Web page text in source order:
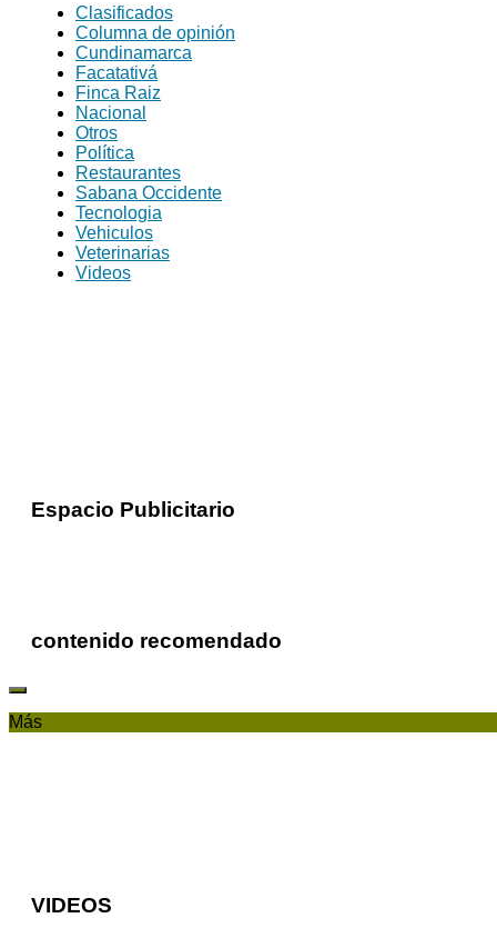
Clasificados
Columna de opinión
Cundinamarca
Facatativá
Finca Raiz
Nacional
Otros
Política
Restaurantes
Sabana Occidente
Tecnologia
Vehiculos
Veterinarias
Videos
Espacio Publicitario
contenido recomendado
Más
VIDEOS